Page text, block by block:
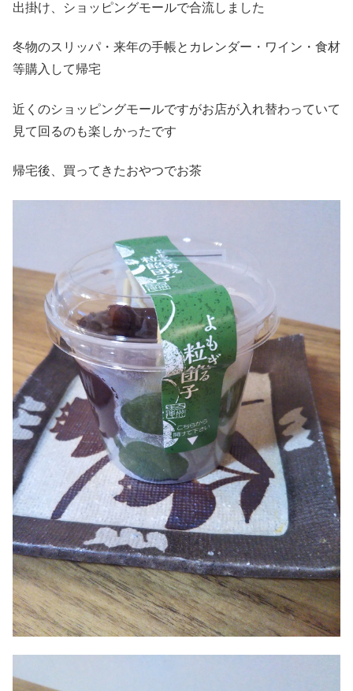
出掛け、ショッピングモールで合流しました
冬物のスリッパ・来年の手帳とカレンダー・ワイン・食材
等購入して帰宅
近くのショッピングモールですがお店が入れ替わっていて
見て回るのも楽しかったです
帰宅後、買ってきたおやつでお茶